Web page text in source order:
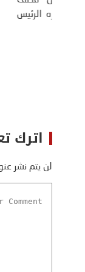
ايران،
اترك
لن يتم نشر